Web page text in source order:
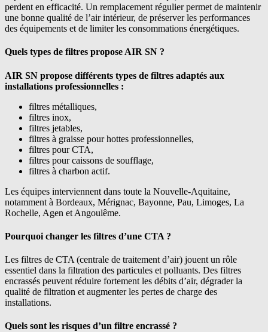
perdent en efficacité. Un remplacement régulier permet de maintenir
une bonne qualité de l’air intérieur, de préserver les performances
des équipements et de limiter les consommations énergétiques.
Quels types de filtres propose AIR SN ?
AIR SN propose différents types de filtres adaptés aux
installations professionnelles :
filtres métalliques,
filtres inox,
filtres jetables,
filtres à graisse pour hottes professionnelles,
filtres pour CTA,
filtres pour caissons de soufflage,
filtres à charbon actif.
Les équipes interviennent dans toute la Nouvelle-Aquitaine,
notamment à Bordeaux, Mérignac, Bayonne, Pau, Limoges, La
Rochelle, Agen et Angoulême.
Pourquoi changer les filtres d’une CTA ?
Les filtres de CTA (centrale de traitement d’air) jouent un rôle
essentiel dans la filtration des particules et polluants. Des filtres
encrassés peuvent réduire fortement les débits d’air, dégrader la
qualité de filtration et augmenter les pertes de charge des
installations.
Quels sont les risques d’un filtre encrassé ?